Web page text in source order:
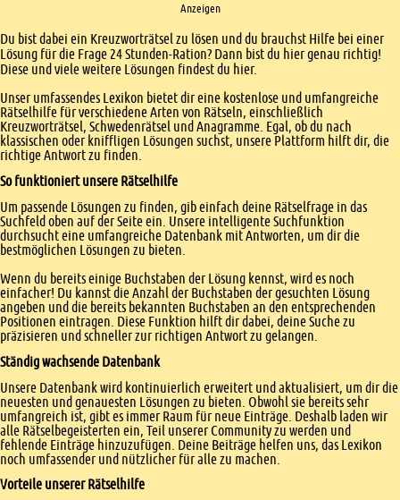
Anzeigen
Einleitung
Du bist dabei ein Kreuzworträtsel zu lösen und du brauchst Hilfe bei einer
Lösung für die Frage 24 Stunden-Ration? Dann bist du hier genau richtig!
Diese und viele weitere Lösungen findest du hier.
Unser umfassendes Lexikon bietet dir eine kostenlose und umfangreiche
Rätselhilfe für verschiedene Arten von Rätseln, einschließlich
Kreuzworträtsel, Schwedenrätsel und Anagramme. Egal, ob du nach
klassischen oder kniffligen Lösungen suchst, unsere Plattform hilft dir, die
richtige Antwort zu finden.
So funktioniert unsere Rätselhilfe
Um passende Lösungen zu finden, gib einfach deine Rätselfrage in das
Suchfeld oben auf der Seite ein. Unsere intelligente Suchfunktion
durchsucht eine umfangreiche Datenbank mit Antworten, um dir die
bestmöglichen Lösungen zu bieten.
Wenn du bereits einige Buchstaben der Lösung kennst, wird es noch
einfacher! Du kannst die Anzahl der Buchstaben der gesuchten Lösung
angeben und die bereits bekannten Buchstaben an den entsprechenden
Positionen eintragen. Diese Funktion hilft dir dabei, deine Suche zu
präzisieren und schneller zur richtigen Antwort zu gelangen.
Ständig wachsende Datenbank
Unsere Datenbank wird kontinuierlich erweitert und aktualisiert, um dir die
neuesten und genauesten Lösungen zu bieten. Obwohl sie bereits sehr
umfangreich ist, gibt es immer Raum für neue Einträge. Deshalb laden wir
alle Rätselbegeisterten ein, Teil unserer Community zu werden und
fehlende Einträge hinzuzufügen. Deine Beiträge helfen uns, das Lexikon
noch umfassender und nützlicher für alle zu machen.
Vorteile unserer Rätselhilfe